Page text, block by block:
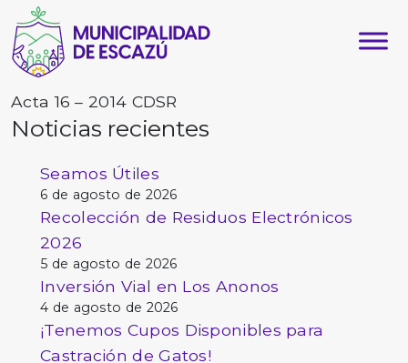
Acta 16 – 2014 CDSR
Noticias recientes
Seamos Útiles
6 de agosto de 2026
Recolección de Residuos Electrónicos
2026
5 de agosto de 2026
Inversión Vial en Los Anonos
4 de agosto de 2026
¡Tenemos Cupos Disponibles para
Castración de Gatos!